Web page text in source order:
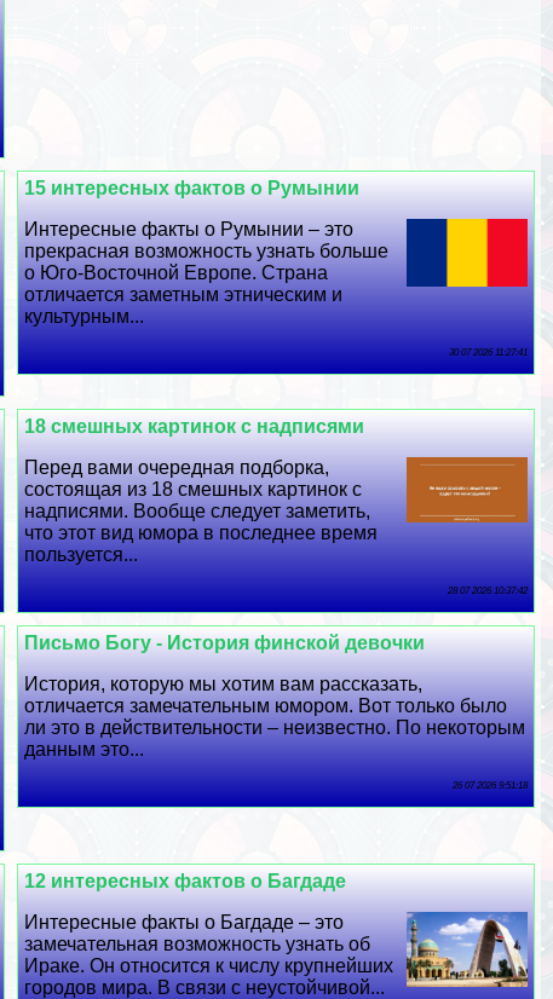
15 интересных фактов о Румынии
Интересные факты о Румынии – это
прекрасная возможность узнать больше
о Юго-Восточной Европе. Страна
отличается заметным этническим и
культурным...
30 07 2026 11:27:41
18 смешных картинок с надписями
Перед вами очередная подборка,
состоящая из 18 смешных картинок с
надписями. Вообще следует заметить,
что этот вид юмора в последнее время
пользуется...
28 07 2026 10:37:42
Письмо Богу - История финской дeвoчки
История, которую мы хотим вам рассказать,
отличается замечательным юмором. Вот только было
ли это в действительности – неизвестно. По некоторым
данным это...
26 07 2026 9:51:18
12 интересных фактов о Багдаде
Интересные факты о Багдаде – это
замечательная возможность узнать об
Иpaке. Он относится к числу крупнейших
городов мира. В связи с неустойчивой...